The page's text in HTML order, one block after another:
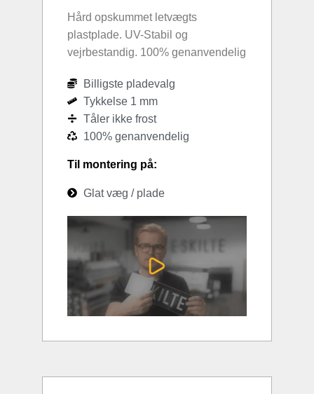
Hård opskummet letvægts
plastplade. UV-Stabil og
vejrbestandig. 100% genanvendelig
Billigste pladevalg
Tykkelse 1 mm
Tåler ikke frost
100% genanvendelig
Til montering på:
Glat væg / plade